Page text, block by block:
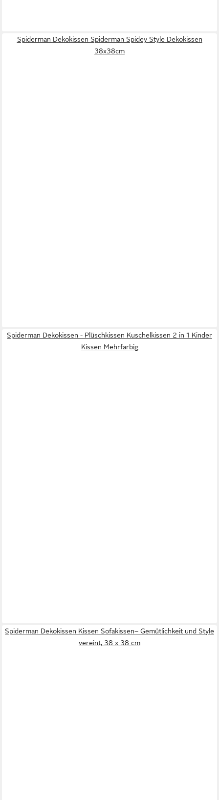
Spiderman Dekokissen Spiderman Spidey Style Dekokissen
38x38cm
Spiderman Dekokissen - Plüschkissen Kuschelkissen 2 in 1 Kinder
Kissen Mehrfarbig
Spiderman Dekokissen Kissen Sofakissen– Gemütlichkeit und Style
vereint, 38 x 38 cm